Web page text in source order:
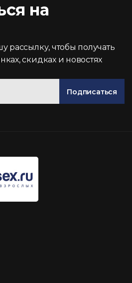
на
рассылку, чтобы получать
скидках и новостях
Подписаться